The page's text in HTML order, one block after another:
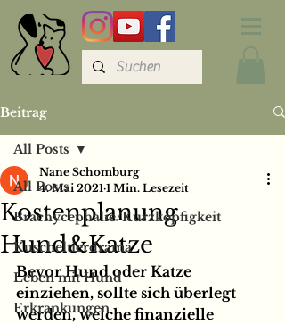
Beitrag
All Posts
Brachycephalie/Kurzköpfigkeit
Kuscheltierdrama
Leben mit Hund
Erkrankungen
All Posts
Kostenplanung
Hund&Katze
Nane Schomburg
4. Mai 2021 1 Min. Lesezeit
Bevor Hund oder Katze
einziehen, sollte sich überlegt
werden, welche finanzielle